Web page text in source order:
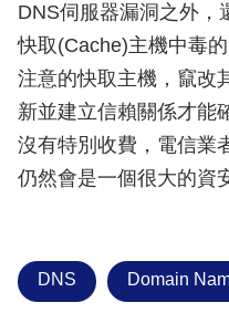
DNS伺服器漏洞之外，
快取(Cache)主機中毒
注意的快取主機，竄改
新並建立信賴關係才能
沒有特別收費，電信業
仍然會是一個很大的資
DNS Domain